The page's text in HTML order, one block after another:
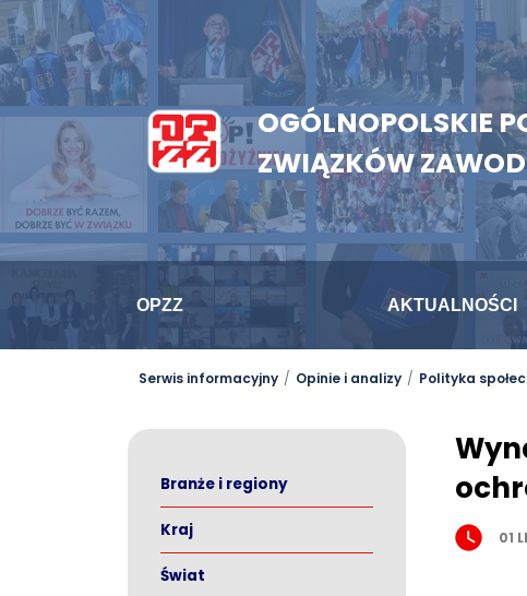
OGÓLNOPOLSKIE
ZWIĄZKÓW
OPZZ AKTUALNOŚCI
Serwis informacyjny Opinie i analizy Polityka
Branże i regiony
Kraj
Świat
01